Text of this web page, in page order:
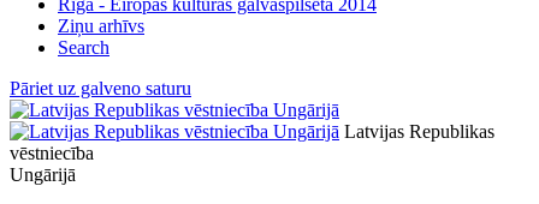
Rīga - Eiropas kultūras galvaspilsēta 2014
Ziņu arhīvs
Search
Pāriet uz galveno saturu
Latvijas Republikas
vēstniecība
Ungārijā